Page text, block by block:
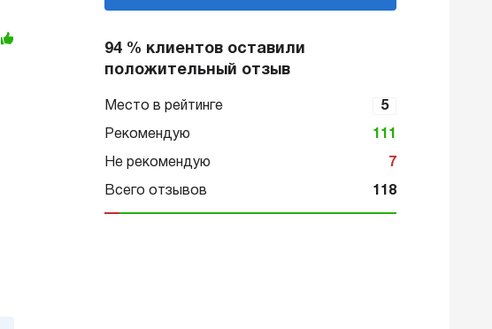
94 % клиентов оставили
положительный отзыв
Место в рейтинге 5
Рекомендую 111
Не рекомендую 7
Всего отзывов 118